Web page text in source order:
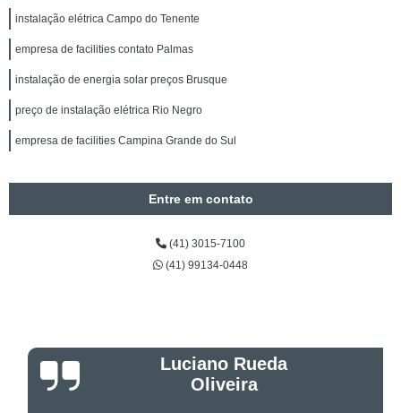
instalação elétrica Campo do Tenente
empresa de facilities contato Palmas
instalação de energia solar preços Brusque
preço de instalação elétrica Rio Negro
empresa de facilities Campina Grande do Sul
Entre em contato
(41) 3015-7100
(41) 99134-0448
Luciano Rueda
Oliveira